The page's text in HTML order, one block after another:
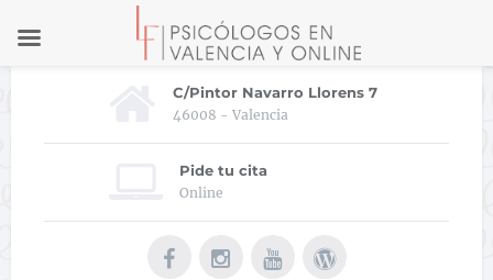
C/Pintor Navarro Llorens 7
46008 - Valencia
Pide tu cita
Online